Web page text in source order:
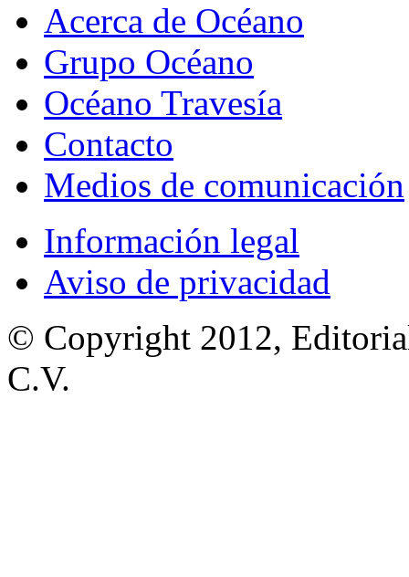
Acerca de Océano
Grupo Océano
Océano Travesía
Contacto
Medios de comunicación
Información legal
Aviso de privacidad
© Copyright 2012,
C.V.